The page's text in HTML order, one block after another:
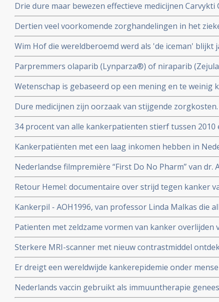
Drie dure maar bewezen effectieve medicijnen
Enhertu Trastuzumab Deruxtecan en Xenpozyme
uit het basispakket omdat ze te duur zijn
Dertien veel voorkomende zorghandelingen in het
uit de richtlijnen omdat de effectiviteit niet bewezen is.
Wim Hof die wereldberoemd werd als 'de iceman' blijkt
geterroriseerd te hebben en wordt beschuldigd door
huiselijk geweld
Parpremmers olaparib (Lynparza®) of niraparib
borstkanker worden gedeeltelijk uit basisverzekering
Nederland
Wetenschap is gebaseerd op een mening en te weinig
collega's n.a.v. 30 diepte interviews met hoogleraren,
postdocs, assistenten in opleiding (PhD’ers) en
Dure medicijnen zijn oorzaak van stijgende
opsporingstechnieken zorgt voor meer
IKNL en RIVM
34 procent van alle kankerpatienten stierf tussen 2010
diagnose. Toch spreekt Integraal Kankercentrum
verbetering
Kankerpatiënten met een laag inkomen hebben in
aan de ziekte te overlijden dan welvarende patiënten.
het Integraal Kankercentrum Nederland
Nederlandse filmpremière “First Do No Pharm” van
november 2024
Retour Hemel: documentaire over strijd tegen kanker
prostaatkanker heeft.
Kankerpil - AOH1996, van professor Linda Malkas die
vernietigen is aan eerste patient gegeven in fase I
Patienten met zeldzame vormen van kanker overlijden
diagnose in vergelijking met veel voorkomende
kunnen vinden van gespecialiseerde behandelcentra
Sterkere MRI-scanner met nieuw contrastmiddel
prostaatkanker in lymfklieren tot op 1 mm
aan Radboud universiteit.
Er dreigt een wereldwijde kankerepidemie onder
aantal darmkankerpatienten stijgt enorm blijkt uit
corona vaccins?
Nederlands vaccin gebruikt als immuuntherapie
osteacarcinoom en honden met blaaskanker reageren